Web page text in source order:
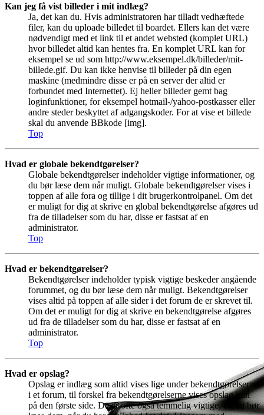
Kan jeg få vist billeder i mit indlæg?
Ja, det kan du. Hvis administratoren har tilladt vedhæftede
filer, kan du uploade billedet til boardet. Ellers kan det være
nødvendigt med et link til et andet websted (komplet URL)
hvor billedet altid kan hentes fra. En komplet URL kan for
eksempel se ud som http://www.eksempel.dk/billeder/mit-
billede.gif. Du kan ikke henvise til billeder på din egen
maskine (medmindre disse er på en server der altid er
forbundet med Internettet). Ej heller billeder gemt bag
loginfunktioner, for eksempel hotmail-/yahoo-postkasser eller
andre steder beskyttet af adgangskoder. For at vise et billede
skal du anvende BBkode [img].
Top
Hvad er globale bekendtgørelser?
Globale bekendtgørelser indeholder vigtige informationer, og
du bør læse dem når muligt. Globale bekendtgørelser vises i
toppen af alle fora og tillige i dit brugerkontrolpanel. Om det
er muligt for dig at skrive en global bekendtgørelse afgøres ud
fra de tilladelser som du har, disse er fastsat af en
administrator.
Top
Hvad er bekendtgørelser?
Bekendtgørelser indeholder typisk vigtige beskeder angående
forummet, og du bør læse dem når muligt. Bekendtgørelser
vises altid på toppen af alle sider i det forum de er skrevet til.
Om det er muligt for dig at skrive en bekendtgørelse afgøres
ud fra de tilladelser som du har, disse er fastsat af en
administrator.
Top
Hvad er opslag?
Opslag er indlæg som altid vises lige under bekendtgørelserne
i et forum, til forskel fra bekendtgørelserne vises opslag kun
på den første side. De er ofte også temmelig vigtige, og du bør